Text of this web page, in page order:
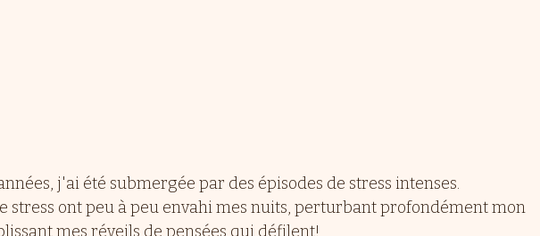
j'ai été submergée par des épisodes de stress intenses.
stress ont peu à peu envahi mes nuits, perturbant profondément mon
mes réveils de pensées qui défilent!